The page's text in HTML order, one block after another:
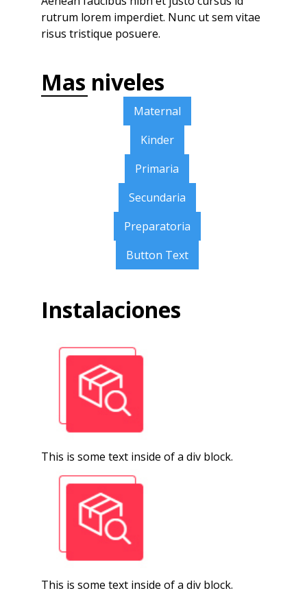
rutrum lorem imperdiet. Nunc ut sem vitae
risus tristique posuere.
Mas niveles
Maternal
Kinder
Primaria
Secundaria
Preparatoria
Button Text
Instalaciones
This is some text inside of a div block.
This is some text inside of a div block.